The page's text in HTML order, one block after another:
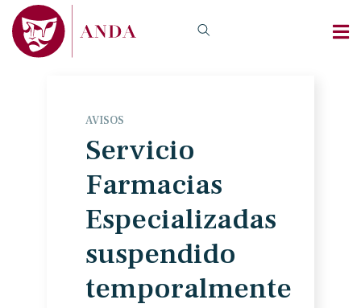
AVISOS
Servicio
Farmacias
Especializadas
suspendido
temporalmente